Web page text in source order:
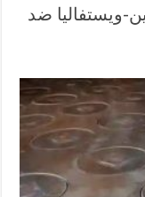
ويستفاليا ضد